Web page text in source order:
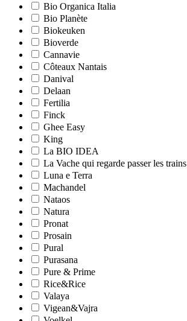
Bio Organica Italia
Bio Planète
Biokeuken
Bioverde
Cannavie
Côteaux Nantais
Danival
Delaan
Fertilia
Finck
Ghee Easy
King
La BIO IDEA
La Vache qui regarde passer les trains
Luna e Terra
Machandel
Nataos
Natura
Pronat
Prosain
Pural
Purasana
Pure & Prime
Rice&Rice
Valaya
Vigean&Vajra